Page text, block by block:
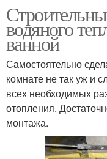
водяного
ванной
Самостоятельно
комнате не так уж и
всех необходимых
отопления.
монтажа.